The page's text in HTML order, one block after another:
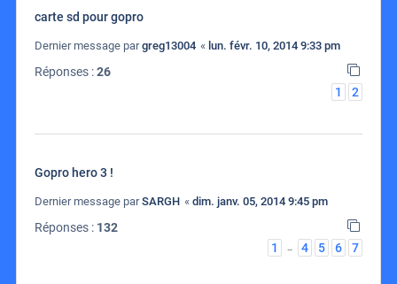
carte sd pour gopro
Dernier message pargreg13004 « lun. févr. 10, 2014 9:33 pm
Réponses :26
1
2
Gopro hero 3 !
Dernier message parSARGH « dim. janv. 05, 2014 9:45 pm
Réponses : 132
1
4 5 6 7